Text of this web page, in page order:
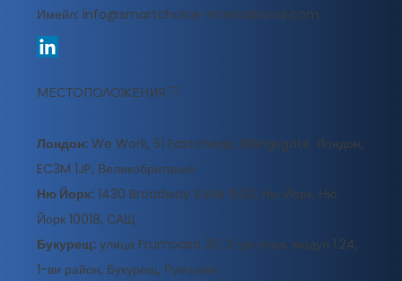
Имейл: info@smartchoice-international.com
МЕСТОПОЛОЖЕНИЯ
Лондон: We Work, 51 Eastcheap, Billingsgate, Лондон,
EC3M 1JP, Великобритания
Ню Йорк: 1430 Broadway Suite 1503, Ню Йорк, Ню
Йорк 10018, САЩ
Букурещ: улица Frumoasa 30, 2-ри етаж, модул 1.24,
1-ви район, Букурещ, Румъния